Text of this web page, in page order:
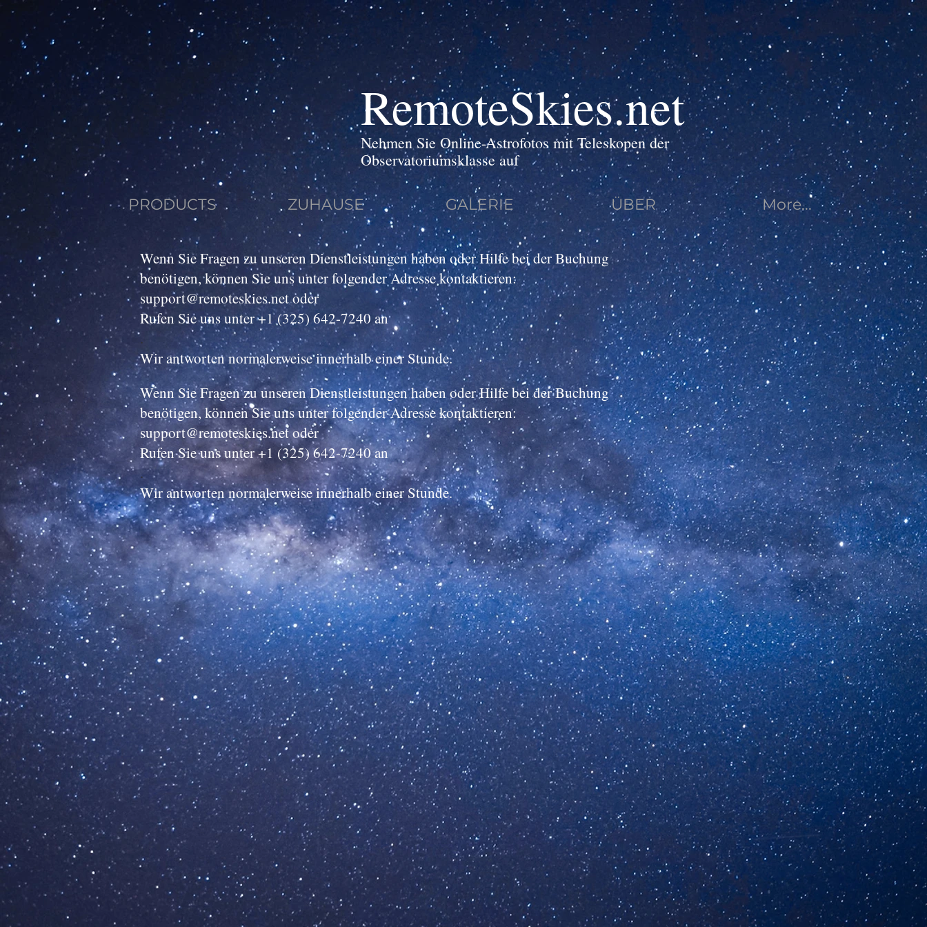
RemoteSkies.net
Nehmen Sie Online-Astrofotos mit Teleskopen der
Observatoriumsklasse auf
PRODUCTS ZUHAUSE GALERIE ÜBER More...
Wenn Sie Fragen zu unseren Dienstleistungen haben oder Hilfe bei der Buchung
benötigen, können Sie uns unter folgender Adresse kontaktieren:
support@remoteskies.netoder
Rufen Sie uns unter +1 (325) 642-7240 an
.
Wir antworten normalerweise innerhalb einer Stunde.
Wenn Sie Fragen zu unseren Dienstleistungen haben oder Hilfe bei der Buchung
benötigen, können Sie uns unter folgender Adresse kontaktieren:
support@remoteskies.netoder
Rufen Sie uns unter +1 (325) 642-7240 an
.
Wir antworten normalerweise innerhalb einer Stunde.